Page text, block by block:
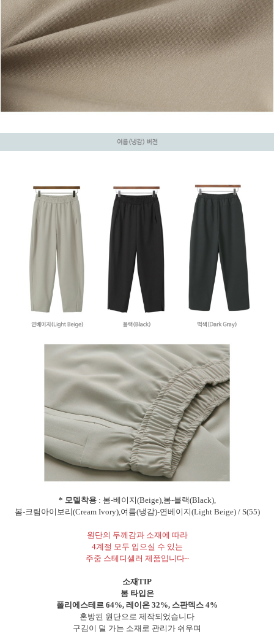
* 모델착용: 봄-베이지(Beige),봄-블랙(Black),
봄-크림아이보리(Cream Ivory),여름(냉감)-연베이지(Light Beige) / S(55)
원단의 두께감과 소재에 따라
4계절 모두 입으실 수 있는
주줌 스테디셀러 제품입니다~
소재TIP
봄 타입은
폴리에스테르 64%, 레이온 32%, 스판덱스 4%
혼방된 원단으로 제작되었습니다
구김이 덜 가는 소재로 관리가 쉬우며